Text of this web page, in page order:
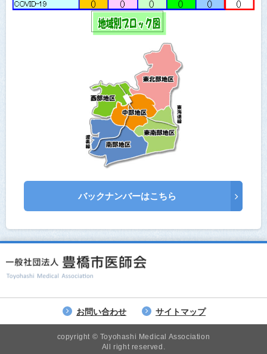
バックナンバーはこちら
お問い合わせ サイトマップ
copyright © Toyohashi Medical Association
All right reserved.